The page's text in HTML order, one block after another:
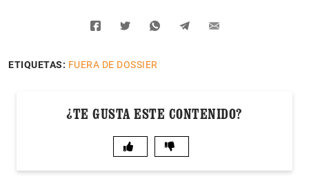
ETIQUETAS: FUERA DE DOSSIER
¿TE GUSTA ESTE CONTENIDO?